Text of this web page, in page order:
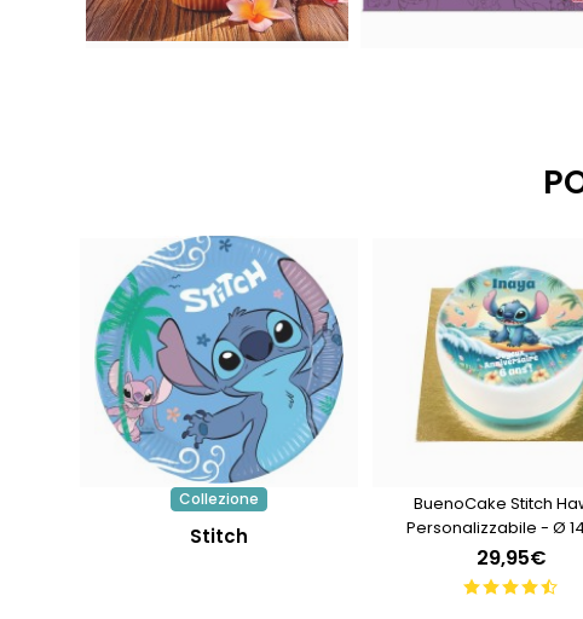
Collezione
Stitch
BuenoCake Stitch
Personalizzabile - Ø
29,95€